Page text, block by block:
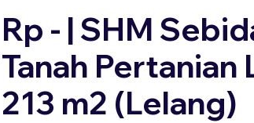
Rp - | SHM
Tanah Pertanian
213 m2 (Lelang)